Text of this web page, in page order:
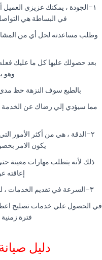
١–الجودة ، يمكنك عزيزي العميل
في البساطة هي
وطلب مساعدته لحل أي من
بعد حصولك عليها كل ما عليك
وهو
بالطبع سوف النزهة حظ مدي
مما سيؤدي إلي رضاك عن الخدمة
٢–الدقة ، هي من أكثر الأمور
يكون الامر
ذلك لأنه يتطلب مهارات معينة
إعاقته
٣–السرعة في تقديم الخدمات ،
في الحصول علي خدمات تصليح
فترة
دليل